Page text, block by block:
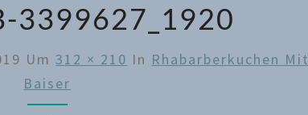
3399627_1920
Um312 × 210 In Rhabarberkuchen Mit
Baiser